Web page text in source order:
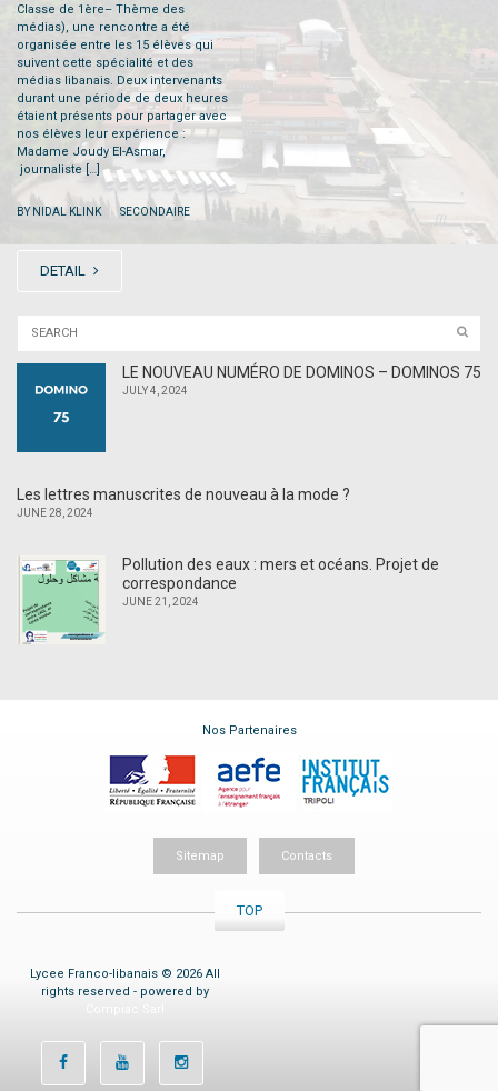
Classe de 1ère– Thème des
médias), une rencontre a été
organisée entre les 15 élèves qui
suivent cette spécialité et des
médias libanais. Deux intervenants
durant une période de deux heures
étaient présents pour partager avec
nos élèves leur expérience :
Madame Joudy El-Asmar,
journaliste […]
BY NIDAL KLINK | SECONDAIRE
DETAIL
LE NOUVEAU NUMÉRO DE DOMINOS – DOMINOS 75
JULY 4, 2024
Les lettres manuscrites de nouveau à la mode ?
JUNE 28, 2024
Pollution des eaux : mers et océans. Projet de
correspondance
JUNE 21, 2024
Nos Partenaires
Sitemap Contacts
TOP
Lycee Franco-libanais © 2026 All
rights reserved - powered by